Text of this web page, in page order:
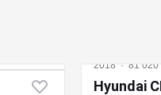
2018 · 81 020
Hyundai